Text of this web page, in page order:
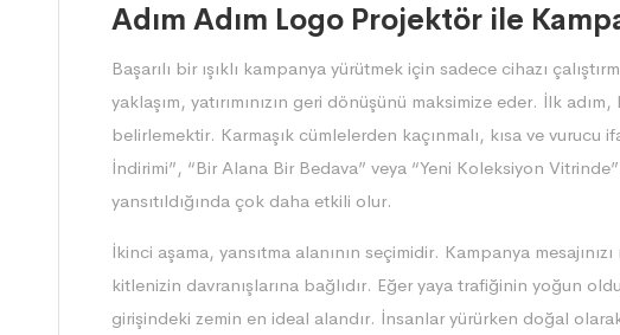
Adım Adım Logo Projektör ile
Başarılı bir ışıklı kampanya yürütmek için sadece cihazı
yaklaşım, yatırımınızın geri dönüşünü maksimize eder. İlk
belirlemektir. Karmaşık cümlelerden kaçınmalı, kısa ve vurucu
İndirimi”, “Bir Alana Bir Bedava” veya “Yeni Koleksiyon
yansıtıldığında çok daha etkili olur.
İkinci aşama, yansıtma alanının seçimidir. Kampanya
kitlenizin davranışlarına bağlıdır. Eğer yaya trafiğinin yoğun
girişindeki zemin en ideal alandır. İnsanlar yürürken doğal